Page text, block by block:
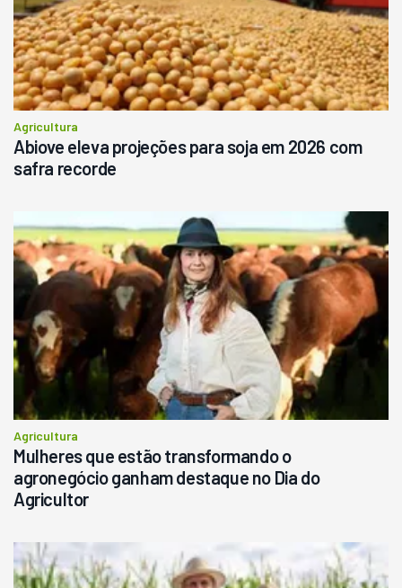
Agricultura
Abiove eleva projeções para soja em 2026 com
safra recorde
Agricultura
Mulheres que estão transformando o
agronegócio ganham destaque no Dia do
Agricultor